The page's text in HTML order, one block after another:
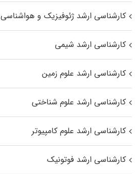
کارشناسی ارشد ژئوفیزیک و هواشناسی
کارشناسی ارشد شیمی
کارشناسی ارشد علوم زمین
کارشناسی ارشد علوم شناختی
کارشناسی ارشد علوم کامپیوتر
کارشناسی ارشد فوتونیک